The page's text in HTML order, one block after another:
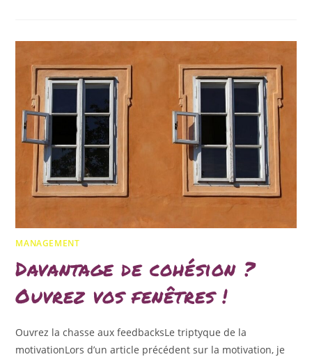
MANAGEMENT
Davantage de cohésion ?
Ouvrez vos fenêtres !
Ouvrez la chasse aux feedbacksLe triptyque de la
motivationLors d’un article précédent sur la motivation, je